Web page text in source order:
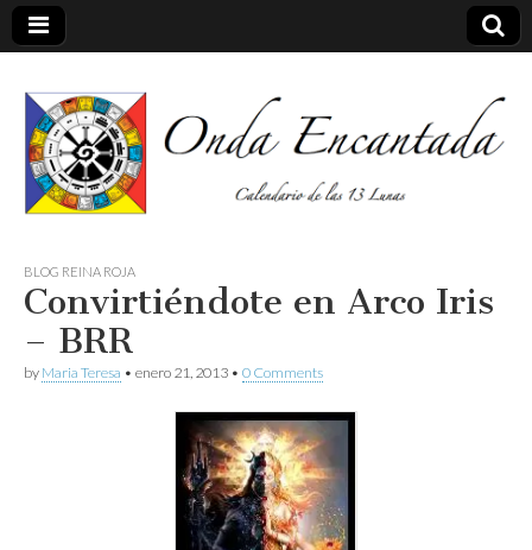
Onda
encantada
BLOG REINA ROJA
Convirtiéndote en Arco Iris
– BRR
by Maria Teresa • enero 21, 2013 • 0 Comments